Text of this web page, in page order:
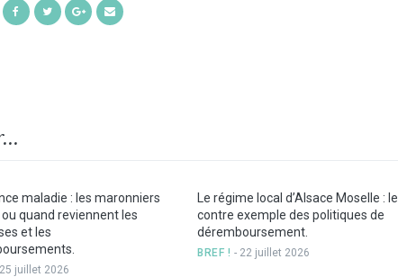
ShareShareShare
maladie : les maronniers
ou quand reviennent les
et les
juillet 2026
Le régime local d’Alsace Moselle : le
contre exemple des politiques de
déremboursement.
BREF ! - 22 juillet 2026